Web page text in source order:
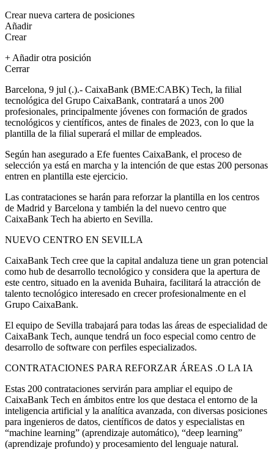
Crear nueva cartera de posiciones
Añadir
Crear
+ Añadir otra posición
Cerrar
Barcelona, 9 jul (.).- CaixaBank (BME:CABK) Tech, la filial
tecnológica del Grupo CaixaBank, contratará a unos 200
profesionales, principalmente jóvenes con formación de grados
tecnológicos y científicos, antes de finales de 2023, con lo que la
plantilla de la filial superará el millar de empleados.
Según han asegurado a Efe fuentes CaixaBank, el proceso de
selección ya está en marcha y la intención de que estas 200 personas
entren en plantilla este ejercicio.
Las contrataciones se harán para reforzar la plantilla en los centros
de Madrid y Barcelona y también la del nuevo centro que
CaixaBank Tech ha abierto en Sevilla.
NUEVO CENTRO EN SEVILLA
CaixaBank Tech cree que la capital andaluza tiene un gran potencial
como hub de desarrollo tecnológico y considera que la apertura de
este centro, situado en la avenida Buhaira, facilitará la atracción de
talento tecnológico interesado en crecer profesionalmente en el
Grupo CaixaBank.
El equipo de Sevilla trabajará para todas las áreas de especialidad de
CaixaBank Tech, aunque tendrá un foco especial como centro de
desarrollo de software con perfiles especializados.
CONTRATACIONES PARA REFORZAR ÁREAS .O LA IA
Estas 200 contrataciones servirán para ampliar el equipo de
CaixaBank Tech en ámbitos entre los que destaca el entorno de la
inteligencia artificial y la analítica avanzada, con diversas posiciones
para ingenieros de datos, científicos de datos y especialistas en
“machine learning” (aprendizaje automático), “deep learning”
(aprendizaje profundo) y procesamiento del lenguaje natural.